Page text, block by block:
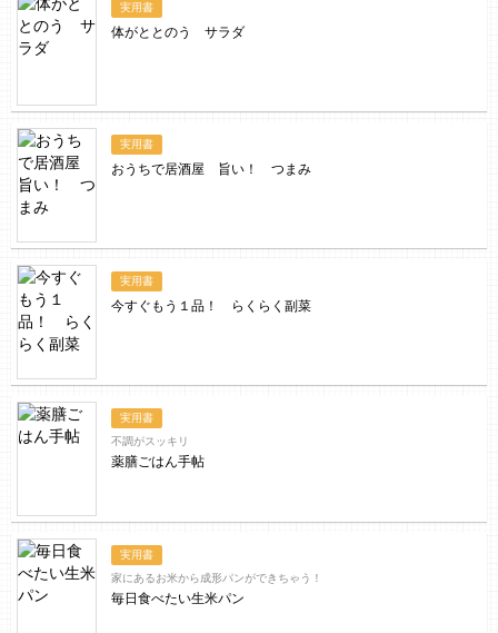
実用書
体がととのう サラダ
実用書
おうちで居酒屋 旨い！ つまみ
実用書
今すぐもう１品！ らくらく副菜
実用書
不調がスッキリ
薬膳ごはん手帖
実用書
家にあるお米から成形パンができちゃう！
毎日食べたい生米パン